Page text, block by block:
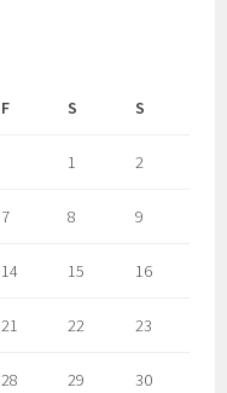
F S S
1 2
7 8 9
14 15 16
21 22 23
28 29 30